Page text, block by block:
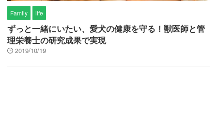
Family life
ずっと一緒にいたい、愛犬の健康を守る！獣医師と管
理栄養士の研究成果で実現
2019/10/19